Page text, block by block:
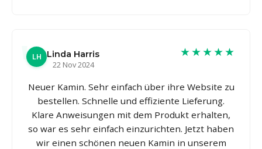
LH
Linda Harris
22 Nov 2024
★★★★★
Neuer Kamin. Sehr einfach über ihre Website zu
bestellen. Schnelle und effiziente Lieferung.
Klare Anweisungen mit dem Produkt erhalten,
so war es sehr einfach einzurichten. Jetzt haben
wir einen schönen neuen Kamin in unserem